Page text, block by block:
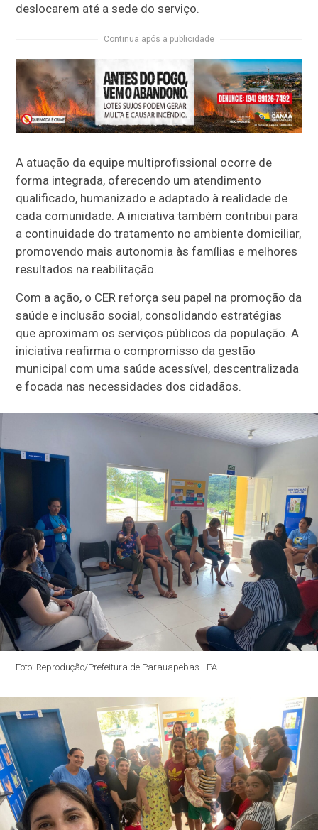
deslocarem até a sede do serviço.
Continua após a publicidade
A atuação da equipe multiprofissional ocorre de
forma integrada, oferecendo um atendimento
qualificado, humanizado e adaptado à realidade de
cada comunidade. A iniciativa também contribui para
a continuidade do tratamento no ambiente domiciliar,
promovendo mais autonomia às famílias e melhores
resultados na reabilitação.
Com a ação, o CER reforça seu papel na promoção da
saúde e inclusão social, consolidando estratégias
que aproximam os serviços públicos da população. A
iniciativa reafirma o compromisso da gestão
municipal com uma saúde acessível, descentralizada
e focada nas necessidades dos cidadãos.
Foto: Reprodução/Prefeitura de Parauapebas - PA